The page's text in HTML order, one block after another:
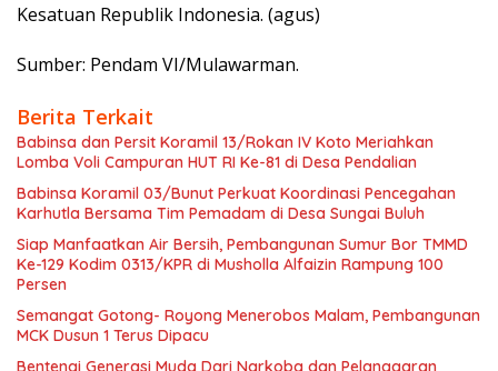
Kesatuan Republik Indonesia. (agus)
Sumber: Pendam VI/Mulawarman.
Berita Terkait
Babinsa dan Persit Koramil 13/Rokan IV Koto Meriahkan
Lomba Voli Campuran HUT RI Ke-81 di Desa Pendalian
Babinsa Koramil 03/Bunut Perkuat Koordinasi Pencegahan
Karhutla Bersama Tim Pemadam di Desa Sungai Buluh
Siap Manfaatkan Air Bersih, Pembangunan Sumur Bor TMMD
Ke-129 Kodim 0313/KPR di Musholla Alfaizin Rampung 100
Persen
Semangat Gotong- Royong Menerobos Malam, Pembangunan
MCK Dusun 1 Terus Dipacu
Bentengi Generasi Muda Dari Narkoba dan Pelanggaran